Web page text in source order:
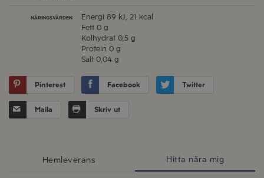
NÄRINGSVÄRDEN Energi 89 kJ, 21 kcal
Fett 0 g
Kolhydrat 0,5 g
Protein 0 g
Salt 0,04 g
Pinterest Facebook Twitter
Maila Skriv ut
Hemleverans Hitta nära mig